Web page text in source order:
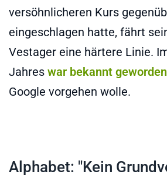
versöhnlicheren Kurs
eingeschlagen hatte, fährt
Vestager eine härtere Linie.
Jahres war bekannt geworden
Google vorgehen wolle.
Alphabet: "Kein